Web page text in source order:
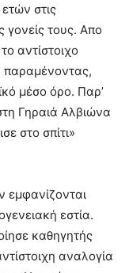
στις
γονείς τους. Απο
αντίστοιχο
παραμένοντας,
μέσο όρο. Παρ’
Γηραιά Αλβιώνα
στο σπίτι»
εμφανίζονται
εστία.
καθηγητής
αναλογία